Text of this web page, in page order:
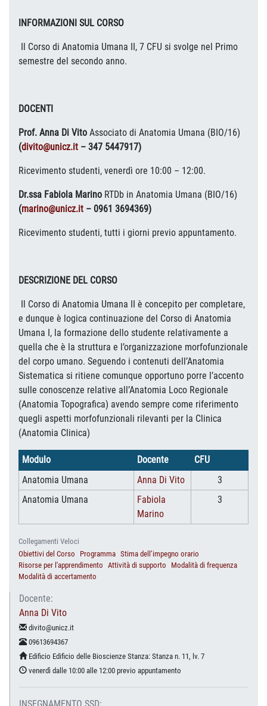
INFORMAZIONI SUL CORSO
Il Corso di Anatomia Umana II, 7 CFU si svolge nel Primo
semestre del secondo anno.
DOCENTI
Prof. Anna Di Vito Associato di Anatomia Umana (BIO/16)
(divito@unicz.it – 347 5447917)
Ricevimento studenti, venerdì ore 10:00 – 12:00.
Dr.ssa Fabiola Marino RTDb in Anatomia Umana (BIO/16)
(marino@unicz.it – 0961 3694369)
Ricevimento studenti, tutti i giorni previo appuntamento.
DESCRIZIONE DEL CORSO
Il Corso di Anatomia Umana II è concepito per completare,
e dunque è logica continuazione del Corso di Anatomia
Umana I, la formazione dello studente relativamente a
quella che è la struttura e l’organizzazione morfofunzionale
del corpo umano. Seguendo i contenuti dell’Anatomia
Sistematica si ritiene comunque opportuno porre l’accento
sulle conoscenze relative all’Anatomia Loco Regionale
(Anatomia Topografica) avendo sempre come riferimento
quegli aspetti morfofunzionali rilevanti per la Clinica
(Anatomia Clinica)
Modulo Docente
CFU
Anatomia Umana
Anna Di Vito
3
Anatomia Umana
Fabiola
Marino
3
Collegamenti Veloci
Obiettivi del Corso
Programma Stima dell’impegno orario
Risorse per l'apprendimento Attività di supporto
Modalità di frequenza
Modalità di accertamento
Docente:
Anna Di Vito
divito@unicz.it
09613694367
Edificio Edificio delle Bioscienze Stanza: Stanza n. 11, lv. 7
venerdì dalle 10:00 alle 12:00 previo appuntamento